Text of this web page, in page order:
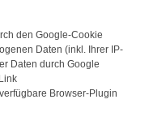
den Google-Cookie
Daten (inkl. Ihrer IP-
Daten durch Google
Browser-Plugin